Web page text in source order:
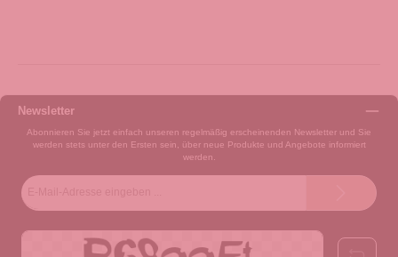
Newsletter
Abonnieren Sie jetzt einfach unseren regelmäßig erscheinenden Newsletter und Sie
werden stets unter den Ersten sein, über neue Produkte und Angebote informiert
werden.